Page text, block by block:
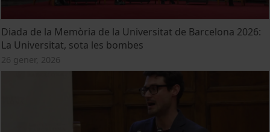
Diada de la Memòria de la Universitat de Barcelona 2026:
La Universitat, sota les bombes
26 gener, 2026